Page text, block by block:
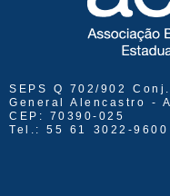
SEPS Q 702/902
General Alencastro -
CEP: 70390-025
Tel.: 55 61 3022-9600